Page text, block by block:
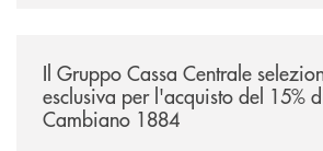
Il Gruppo Cassa Centrale
esclusiva per l'acquisto del 15%
Cambiano 1884